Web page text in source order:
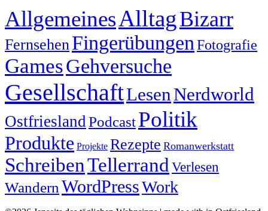
AllgemeinesAlltagBizarr
FernsehenFingerübungen Fotografie
GamesGehversuche
GesellschaftLesenNerdworld
OstfrieslandPodcastPolitik
Produkte Projekte Rezepte Romanwerkstatt
SchreibenTellerrand Verlesen
Wandern WordPressWork